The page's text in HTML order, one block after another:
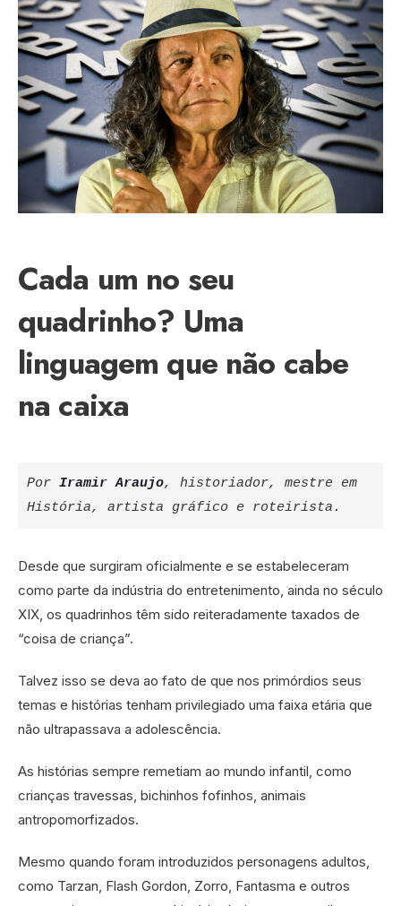
Cada um no seu
quadrinho? Uma
linguagem que não cabe
na caixa
Por Iramir Araujo, historiador, mestre em
História, artista gráfico e roteirista.
Desde que surgiram oficialmente e se estabeleceram
como parte da indústria do entretenimento, ainda no século
XIX, os quadrinhos têm sido reiteradamente taxados de
“coisa de criança”.
Talvez isso se deva ao fato de que nos primórdios seus
temas e histórias tenham privilegiado uma faixa etária que
não ultrapassava a adolescência.
As histórias sempre remetiam ao mundo infantil, como
crianças travessas, bichinhos fofinhos, animais
antropomorfizados.
Mesmo quando foram introduzidos personagens adultos,
como Tarzan, Flash Gordon, Zorro, Fantasma e outros